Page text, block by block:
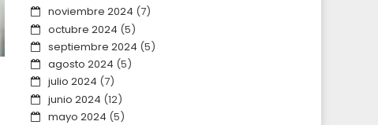
noviembre 2024 (7)
octubre 2024 (5)
septiembre 2024 (5)
agosto 2024 (5)
julio 2024 (7)
junio 2024 (12)
mayo 2024 (5)